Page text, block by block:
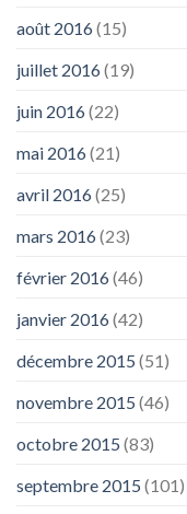
août 2016(15)
juillet 2016(19)
juin 2016(22)
mai 2016(21)
avril 2016(25)
mars 2016(23)
février 2016(46)
janvier 2016(42)
décembre 2015 (51)
novembre 2015 (46)
octobre 2015 (83)
septembre 2015 (101)